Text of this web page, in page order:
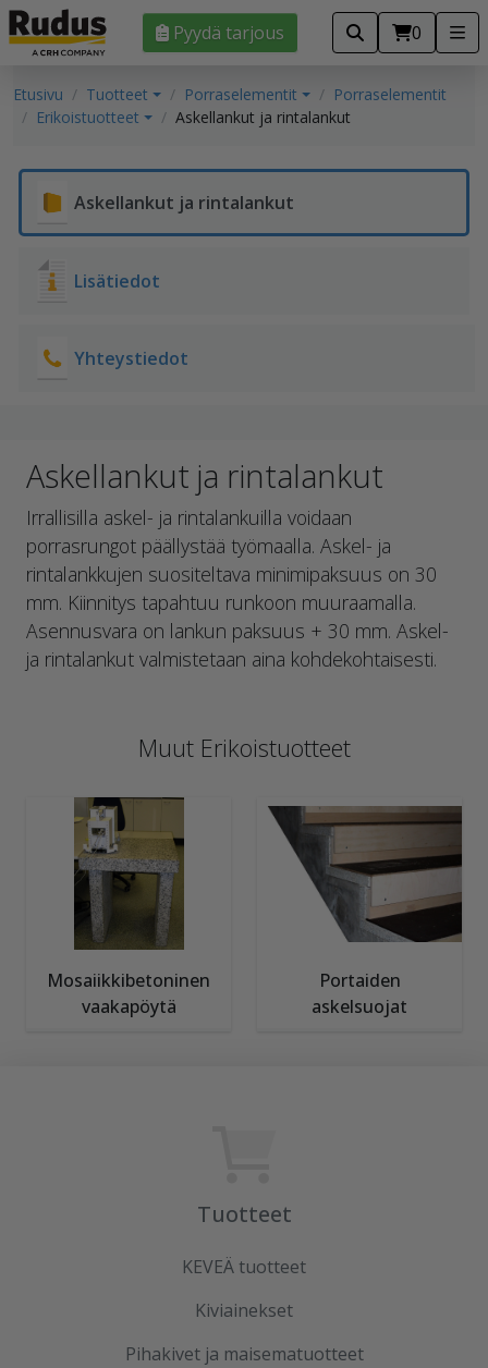
Pyydä tarjous 0
Etusivu Tuotteet Porraselementit
Porraselementit
Erikoistuotteet
Askellankut ja rintalankut
Askellankut ja rintalankut
Lisätiedot
Yhteystiedot
Askellankut ja rintalankut
Irrallisilla askel- ja rintalankuilla voidaan
porrasrungot päällystää työmaalla. Askel- ja
rintalankkujen suositeltava minimipaksuus on 30
mm. Kiinnitys tapahtuu runkoon muuraamalla.
Asennusvara on lankun paksuus + 30 mm. Askel-
ja rintalankut valmistetaan aina kohdekohtaisesti.
Muut Erikoistuotteet
Mosaiikkibetoninen
vaakapöytä
Portaiden
askelsuojat
Tuotteet
KEVEÄ tuotteet
Kiviainekset
Pihakivet ja maisematuotteet